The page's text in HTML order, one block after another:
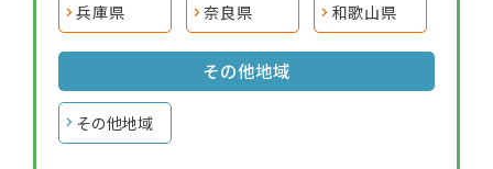
兵庫県 奈良県 和歌山県
その他地域
その他地域